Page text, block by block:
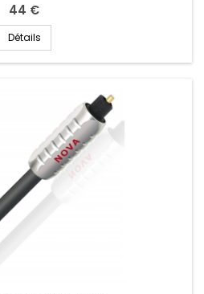
44 €
Détails